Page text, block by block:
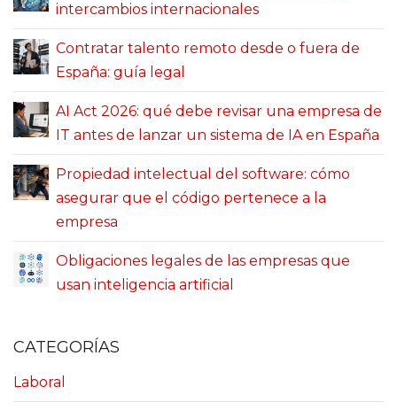
intercambios internacionales
Contratar talento remoto desde o fuera de
España: guía legal
AI Act 2026: qué debe revisar una empresa de
IT antes de lanzar un sistema de IA en España
Propiedad intelectual del software: cómo
asegurar que el código pertenece a la
empresa
Obligaciones legales de las empresas que
usan inteligencia artificial
CATEGORÍAS
Laboral